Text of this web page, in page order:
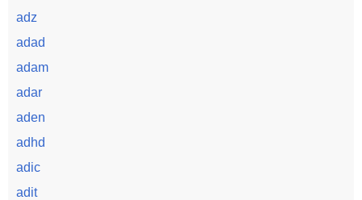
adz
adad
adam
adar
aden
adhd
adic
adit